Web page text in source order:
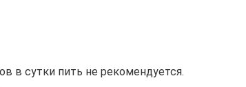
в сутки пить не рекомендуется.